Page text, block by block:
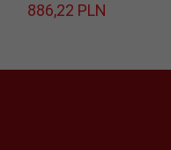
886,22 PLN